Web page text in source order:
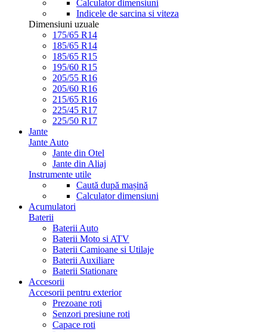
Calculator dimensiuni
Indicele de sarcina si viteza
Dimensiuni uzuale
175/65 R14
185/65 R14
185/65 R15
195/60 R15
205/55 R16
205/60 R16
215/65 R16
225/45 R17
225/50 R17
Jante
Jante Auto
Jante din Otel
Jante din Aliaj
Instrumente utile
Caută după mașină
Calculator dimensiuni
Acumulatori
Baterii
Baterii Auto
Baterii Moto si ATV
Baterii Camioane si Utilaje
Baterii Auxiliare
Baterii Stationare
Accesorii
Accesorii pentru exterior
Prezoane roti
Senzori presiune roti
Capace roti